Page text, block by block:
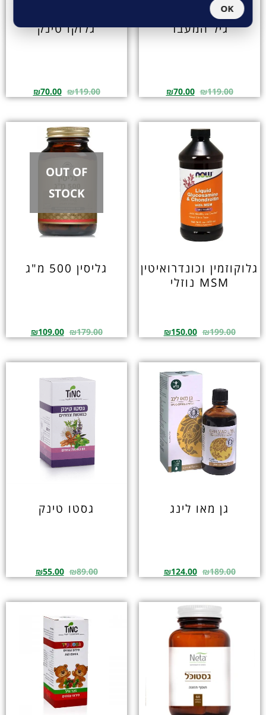
גיל המעבר
₪119.00
₪70.00
גלוקו טינק
₪119.00
₪70.00
גלוקוזמין וכונדרואיטין
MSM נוזלי
₪199.00
₪150.00
OUT OF
STOCK
גליסין 500 מ"ג
₪179.00
₪109.00
גן מאו לינג
₪189.00
₪124.00
גסטו טינק
₪89.00
₪55.00
OK